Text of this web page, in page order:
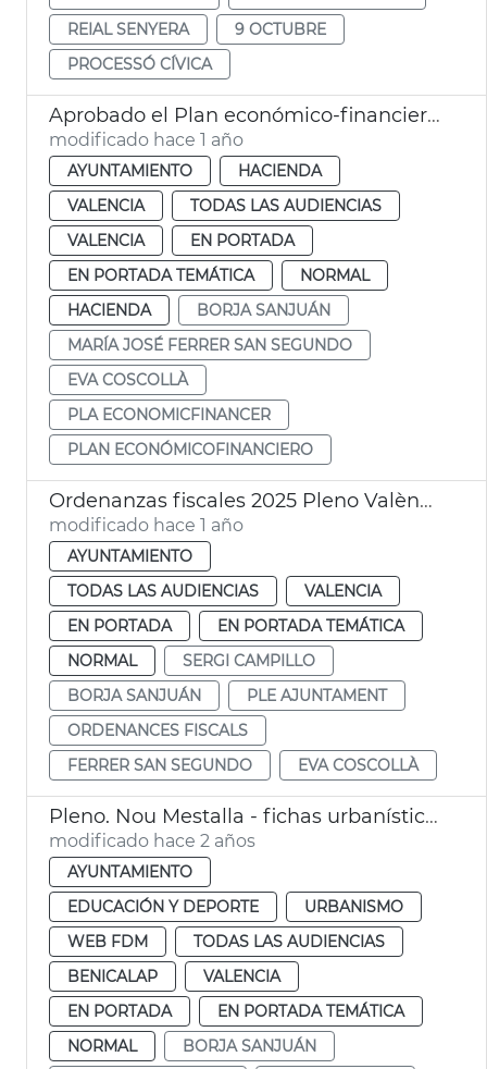
REIAL SENYERA
9 OCTUBRE
PROCESSÓ CÍVICA
Aprobado el Plan económico-financiero 2025-2026 de València
modificado hace 1 año
AYUNTAMIENTO
HACIENDA
VALENCIA
TODAS LAS AUDIENCIAS
VALENCIA
EN PORTADA
EN PORTADA TEMÁTICA
NORMAL
HACIENDA
BORJA SANJUÁN
MARÍA JOSÉ FERRER SAN SEGUNDO
EVA COSCOLLÀ
PLA ECONOMICFINANCER
PLAN ECONÓMICOFINANCIERO
Ordenanzas fiscales 2025 Pleno València
modificado hace 1 año
AYUNTAMIENTO
TODAS LAS AUDIENCIAS
VALENCIA
EN PORTADA
EN PORTADA TEMÁTICA
NORMAL
SERGI CAMPILLO
BORJA SANJUÁN
PLE AJUNTAMENT
ORDENANCES FISCALS
FERRER SAN SEGUNDO
EVA COSCOLLÀ
Pleno. Nou Mestalla - fichas urbanísticas
modificado hace 2 años
AYUNTAMIENTO
EDUCACIÓN Y DEPORTE
URBANISMO
WEB FDM
TODAS LAS AUDIENCIAS
BENICALAP
VALENCIA
EN PORTADA
EN PORTADA TEMÁTICA
NORMAL
BORJA SANJUÁN